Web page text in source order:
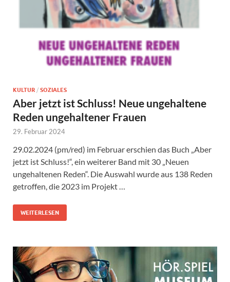
KULTUR / SOZIALES
Aber jetzt ist Schluss! Neue ungehaltene
Reden ungehaltener Frauen
29. Februar 2024
29.02.2024 (pm/red) im Februar erschien das Buch „Aber
jetzt ist Schluss!“, ein weiterer Band mit 30 „Neuen
ungehaltenen Reden“. Die Auswahl wurde aus 138 Reden
getroffen, die 2023 im Projekt …
WEITERLESEN